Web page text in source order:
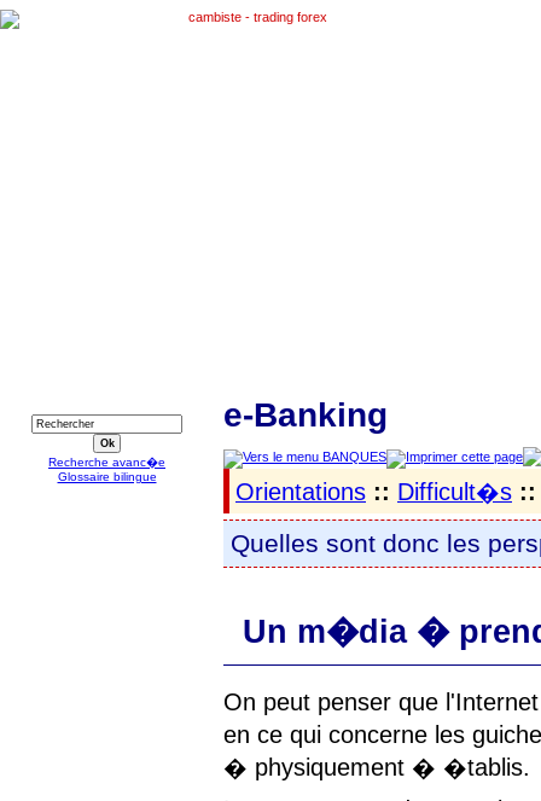
e-Banking
Orientations :: Difficult�s ::
Quelles sont donc les
Un m�dia �
On peut penser que
en ce qui concerne les
� physiquement � �tablis.
Recherche avanc�e
Glossaire bilingue